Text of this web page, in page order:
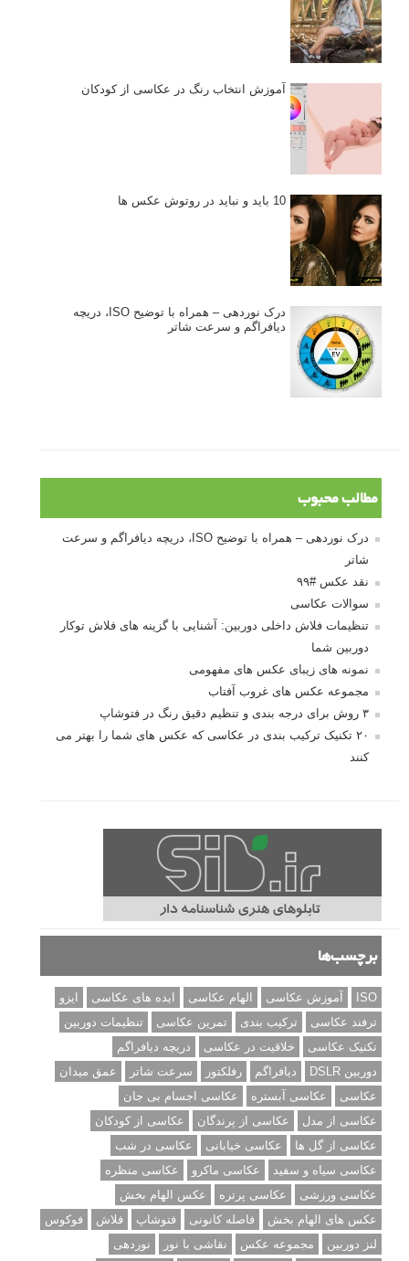
آموزش انتخاب رنگ در عکاسی از کودکان
10 باید و نباید در روتوش عکس ها
درک نوردهی – همراه با توضیح ISO، دریچه
دیافراگم و سرعت شاتر
مطالب محبوب
درک نوردهی – همراه با توضیح ISO، دریچه دیافراگم و سرعت
شاتر
نقد عکس #۹۹
سوالات عکاسی
تنظیمات فلاش داخلی دوربین: آشنایی با گزینه های فلاش توکار
دوربین شما
نمونه های زیبای عکس های مفهومی
مجموعه عکس های غروب آفتاب
۳ روش برای درجه بندی و تنظیم دقیق رنگ در فتوشاپ
۲۰ تکنیک ترکیب بندی در عکاسی که عکس های شما را بهتر می
کنند
برچسب‌ها
ISO آموزش عکاسی الهام عکاسی ایده های عکاسی
ایزو
ترفند عکاسی
ترکیب بندی تمرین عکاسی
تنظیمات دوربین
تکنیک عکاسی
خلاقیت در عکاسی
دریچه دیافراگم
دوربین DSLR
دیافراگم رفلکتور سرعت شاتر
عمق میدان
عکاسی
عکاسی آبستره
عکاسی اجسام بی جان
عکاسی از مدل
عکاسی از پرندگان
عکاسی از کودکان
عکاسی از گل ها
عکاسی خیابانی
عکاسی در شب
عکاسی سیاه و سفید
عکاسی ماکرو
عکاسی منظره
عکاسی ورزشی
عکاسی پرتره
عکس الهام بخش
عکس های الهام بخش
فاصله کانونی فتوشاپ فلاش
فوکوس
لنز دوربین
مجموعه عکس نقاشی با نور
نوردهی